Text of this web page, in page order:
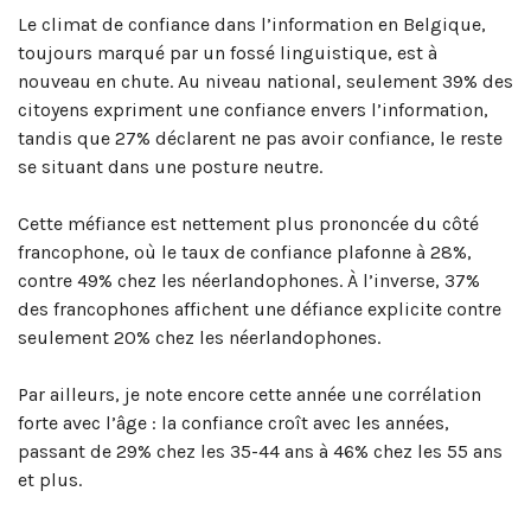
Le climat de confiance dans l’information en Belgique,
toujours marqué par un fossé linguistique, est à
nouveau en chute. Au niveau national, seulement 39% des
citoyens expriment une confiance envers l’information,
tandis que 27% déclarent ne pas avoir confiance, le reste
se situant dans une posture neutre.
Cette méfiance est nettement plus prononcée du côté
francophone, où le taux de confiance plafonne à 28%,
contre 49% chez les néerlandophones. À l’inverse, 37%
des francophones affichent une défiance explicite contre
seulement 20% chez les néerlandophones.
Par ailleurs, je note encore cette année une corrélation
forte avec l’âge : la confiance croît avec les années,
passant de 29% chez les 35-44 ans à 46% chez les 55 ans
et plus.